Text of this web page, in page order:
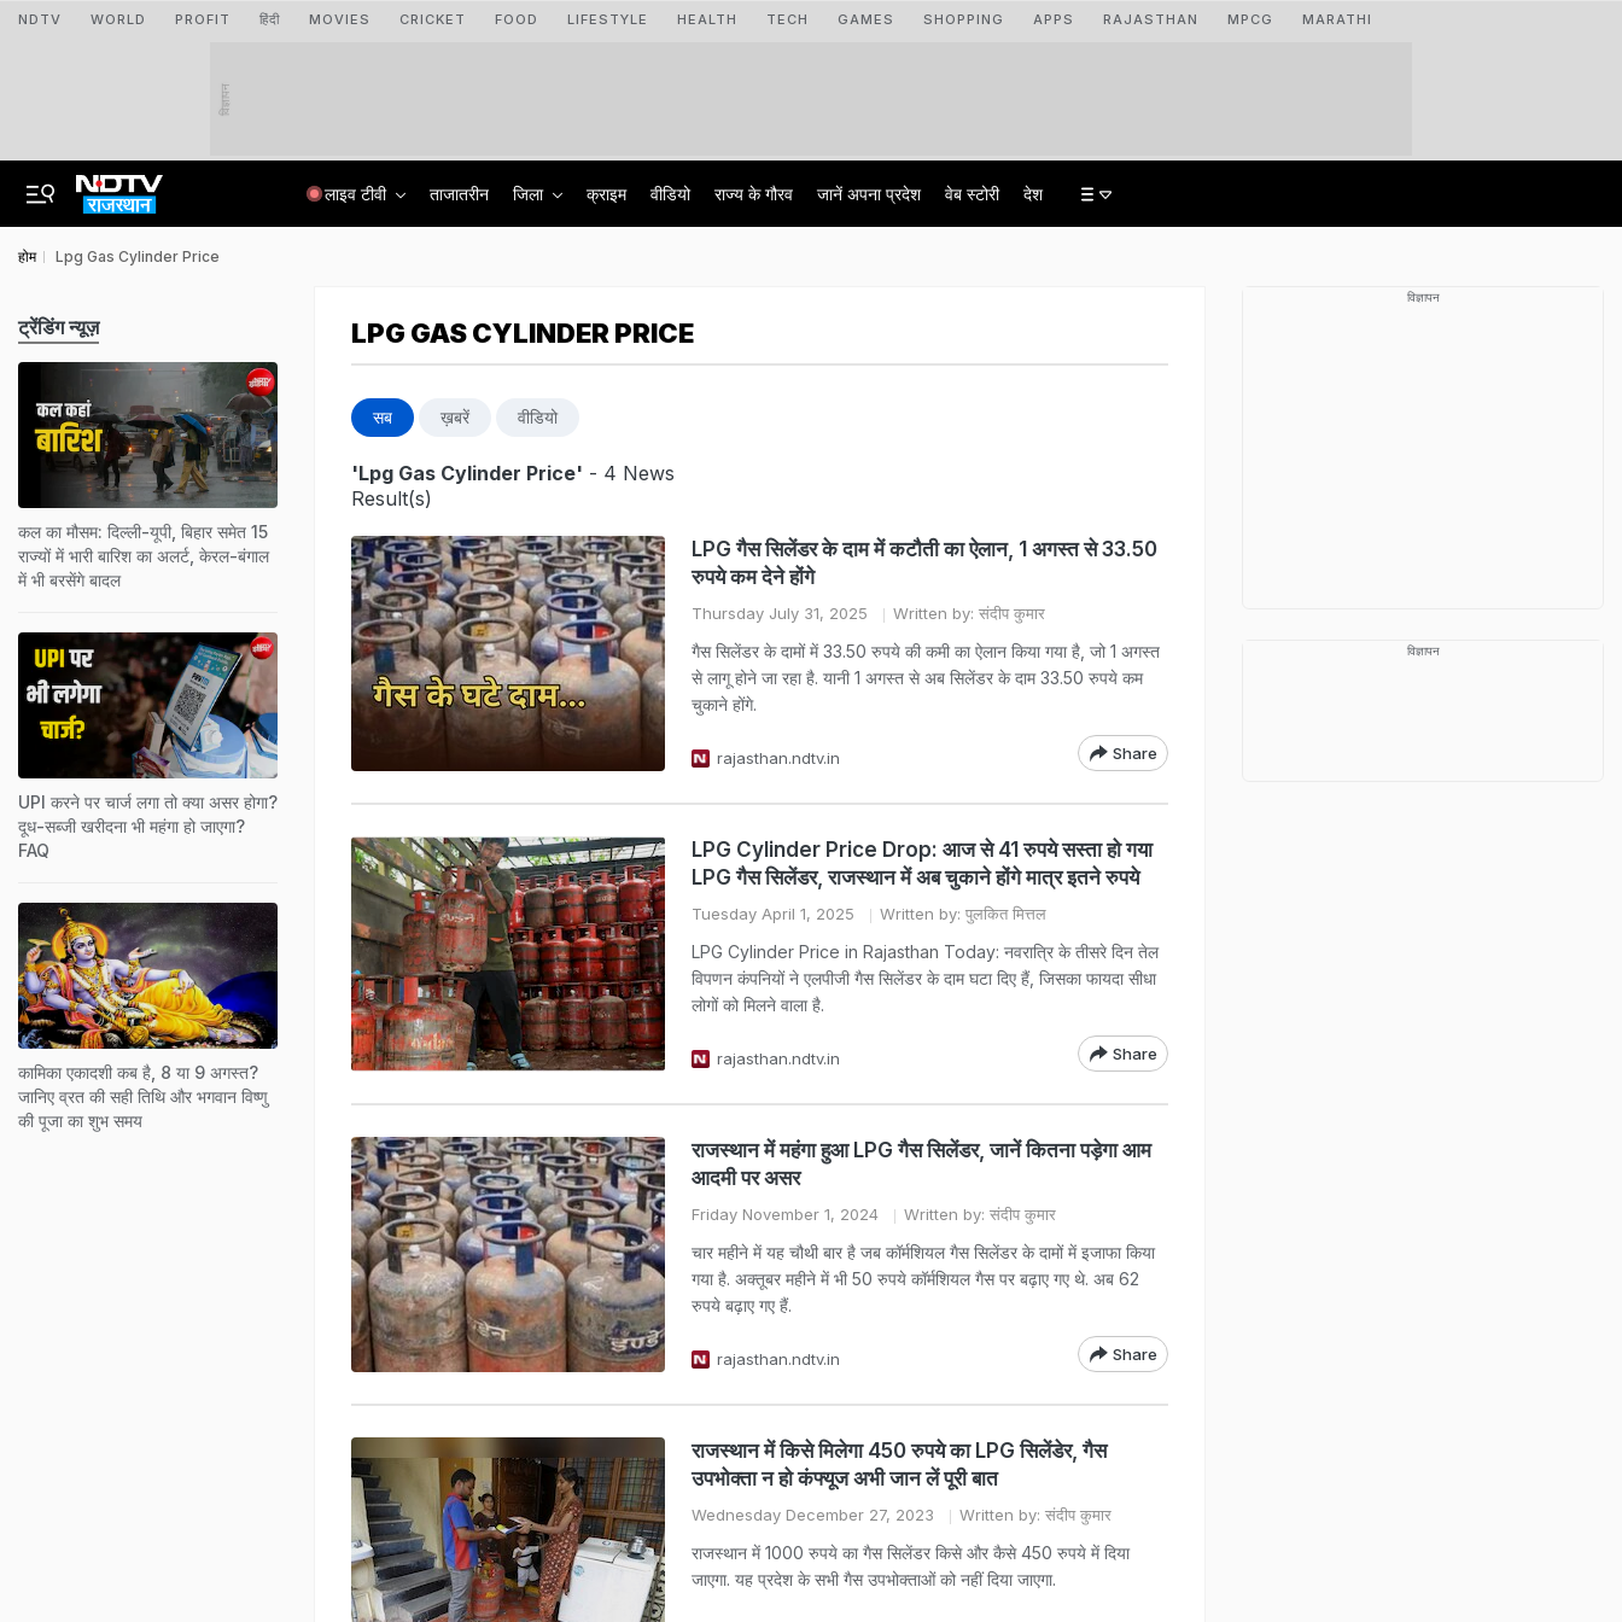
NDTV WORLD PROFIT हिंदी MOVIES CRICKET FOOD LIFESTYLE HEALTH TECH GAMES SHOPPING APPS RAJASTHAN MPCG MARATHI
विज्ञापन
लाइव टीवी ताजातरीन जिला क्राइम वीडियो राज्‍य के गौरव जानें अपना प्रदेश वेब स्टोरी देश
होम Lpg Gas Cylinder Price
LPG GAS CYLINDER PRICE
सब ख़बरें वीडियो
'Lpg Gas Cylinder Price' - 4 News
Result(s)
LPG गैस सिलेंडर के दाम में कटौती का ऐलान, 1 अगस्त से 33.50
रुपये कम देने होंगे
Thursday July 31, 2025 Written by: संदीप कुमार
गैस सिलेंडर के दामों में 33.50 रुपये की कमी का ऐलान किया गया है, जो 1 अगस्त
से लागू होने जा रहा है. यानी 1 अगस्त से अब सिलेंडर के दाम 33.50 रुपये कम
चुकाने होंगे.
rajasthan.ndtv.in Share
LPG Cylinder Price Drop: आज से 41 रुपये सस्ता हो गया
LPG गैस सिलेंडर, राजस्थान में अब चुकाने होंगे मात्र इतने रुपये
Tuesday April 1, 2025 Written by: पुलकित मित्तल
LPG Cylinder Price in Rajasthan Today: नवरात्रि के तीसरे दिन तेल
विपणन कंपनियों ने एलपीजी गैस सिलेंडर के दाम घटा दिए हैं, जिसका फायदा सीधा
लोगों को मिलने वाला है.
rajasthan.ndtv.in Share
राजस्थान में महंगा हुआ LPG गैस सिलेंडर, जानें कितना पड़ेगा आम
आदमी पर असर
Friday November 1, 2024 Written by: संदीप कुमार
चार महीने में यह चौथी बार है जब कॉर्मशियल गैस सिलेंडर के दामों में इजाफा किया
गया है. अक्तूबर महीने में भी 50 रुपये कॉर्मशियल गैस पर बढ़ाए गए थे. अब 62
रुपये बढ़ाए गए हैं.
rajasthan.ndtv.in Share
राजस्थान में किसे मिलेगा 450 रुपये का LPG सिलेंडेर, गैस
उपभोक्ता न हो कंफ्यूज अभी जान लें पूरी बात
Wednesday December 27, 2023 Written by: संदीप कुमार
राजस्थान में 1000 रुपये का गैस सिलेंडर किसे और कैसे 450 रुपये में दिया
जाएगा. यह प्रदेश के सभी गैस उपभोक्ताओं को नहीं दिया जाएगा.
ट्रेंडिंग न्यूज़
कल का मौसम: दिल्ली-यूपी, बिहार समेत 15
राज्यों में भारी बारिश का अलर्ट, केरल-बंगाल
में भी बरसेंगे बादल
UPI करने पर चार्ज लगा तो क्या असर होगा?
दूध-सब्जी खरीदना भी महंगा हो जाएगा?
FAQ
कामिका एकादशी कब है, 8 या 9 अगस्त?
जानिए व्रत की सही तिथि और भगवान विष्णु
की पूजा का शुभ समय
विज्ञापन
विज्ञापन